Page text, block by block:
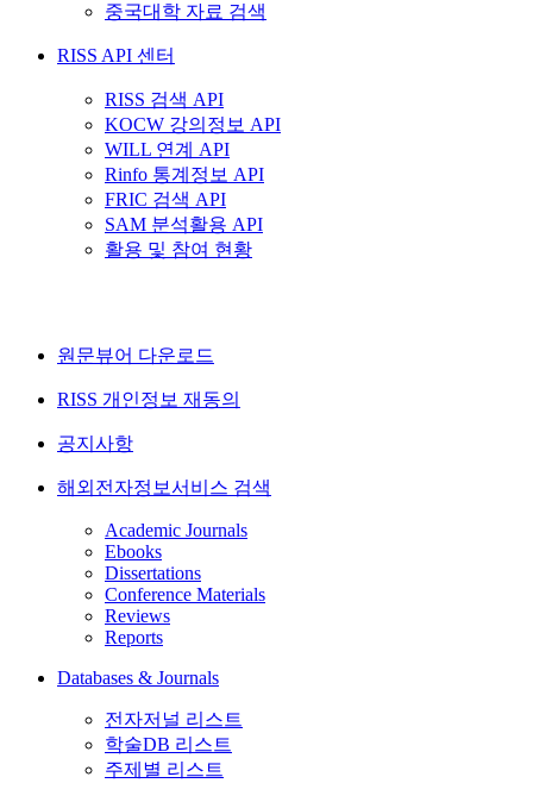
중국대학 자료 검색
RISS API 센터
RISS 검색 API
KOCW 강의정보 API
WILL 연계 API
Rinfo 통계정보 API
FRIC 검색 API
SAM 분석활용 API
활용 및 참여 현황
원문뷰어 다운로드
RISS 개인정보 재동의
공지사항
해외전자정보서비스 검색
Academic Journals
Ebooks
Dissertations
Conference Materials
Reviews
Reports
Databases & Journals
전자저널 리스트
학술DB 리스트
주제별 리스트